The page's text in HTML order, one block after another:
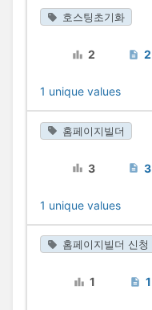
호스팅초기화
2 2
1 unique values
홈페이지빌더
3 3
1 unique values
홈페이지빌더 신청
1 1